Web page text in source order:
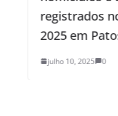
registrados no
2025 em Patos
julho 10, 2025 0